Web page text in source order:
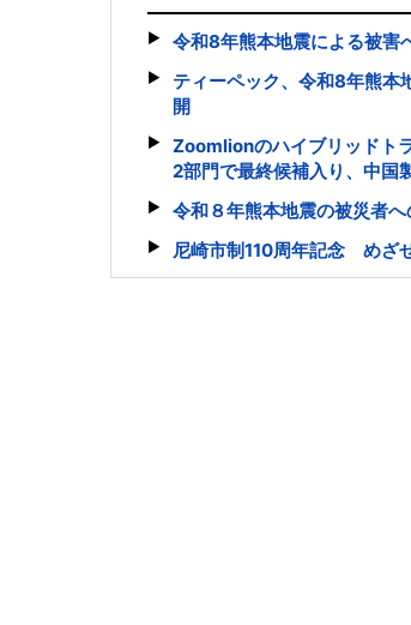
令和8年熊本地震による被害
ティーペック、令和8年熊本
開
Zoomlionのハイブリッドト
2部門で最終候補入り、中国
令和８年熊本地震の被災者
尼崎市制110周年記念 めざ